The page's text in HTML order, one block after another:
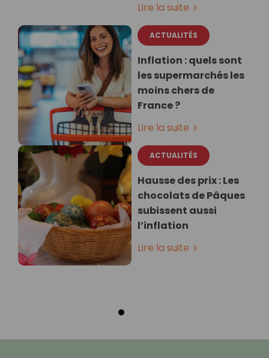
Lire la suite
ACTUALITÉS
Inflation : quels sont
les supermarchés les
moins chers de
France ?
Lire la suite
ACTUALITÉS
Hausse des prix : Les
chocolats de Pâques
subissent aussi
l’inflation
Lire la suite